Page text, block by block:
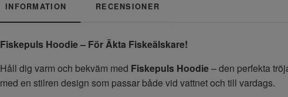
INFORMATION RECENSIONER
Fiskepuls Hoodie – För Äkta Fiskeälskare!
Håll dig varm och bekväm med Fiskepuls Hoodie– den perfekta
med en stilren design som passar både vid vattnet och till vardags.